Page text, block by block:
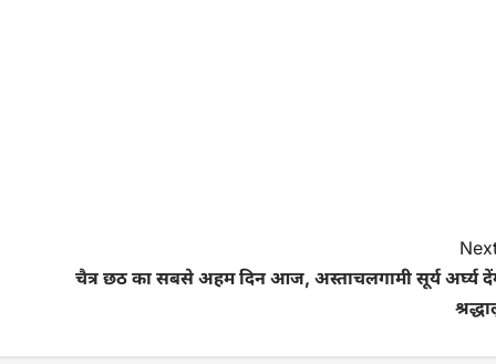
चैत्र छठ का सबसे अहम दिन आज, अस्ताचलगामी सूर्य अर्घ्य